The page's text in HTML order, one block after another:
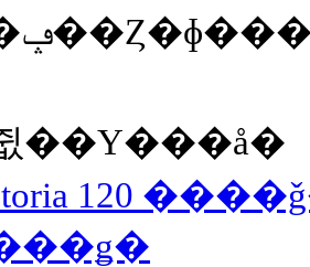
��Υ���å�